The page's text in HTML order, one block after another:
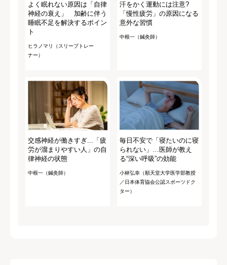
よく眠れない原因は「自律
神経の衰え」 加齢に伴う
睡眠不足を解決するポイン
ト
ヒラノマリ（スリープトレー
ナー）
汗をかく運動には注意?
「慢性疲労」の原因になる
意外な習慣
中根一（鍼灸師）
交感神経が働きすぎ...「疲
労が溜まりやすい人」の自
律神経の状態
中根一（鍼灸師）
毎日不安で「寝たいのに寝
られない」…医師が教え
る“深い呼吸”の効能
小林弘幸（順天堂大学医学部教授
／日本体育協会公認スポーツドク
ター）